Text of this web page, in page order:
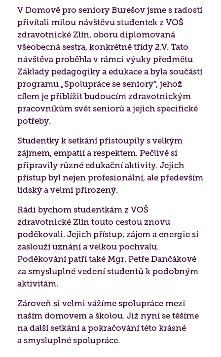
Projekty 2026
Poděkování
Paliativní péče
Duchovní péče
Bazální stimulace
V Domově pro seniory Burešov jsme s radostí
přivítali milou návštěvu studentek z VOŠ
zdravotnické Zlín, oboru diplomovaná
všeobecná sestra, konkrétně třídy 2.V. Tato
návštěva proběhla v rámci výuky předmětu
Základy pedagogiky a edukace a byla součástí
programu „Spolupráce se seniory“, jehož
cílem je přiblížit budoucím zdravotnickým
pracovníkům svět seniorů a jejich specifické
potřeby.
Studentky k setkání přistoupily s velkým
zájmem, empatií a respektem. Pečlivě si
připravily různé edukační aktivity. Jejich
přístup byl nejen profesionální, ale především
lidský a velmi přirozený.
Rádi bychom studentkám z VOŠ
zdravotnické Zlín touto cestou znovu
poděkovali. Jejich přístup, zájem a energie si
zaslouží uznání a velkou pochvalu.
Poděkování patří také Mgr. Petře Dančákové
za smysluplné vedení studentů k podobným
aktivitám.
Zároveň si velmi vážíme spolupráce mezi
naším domovem a školou. Již nyní se těšíme
na další setkání a pokračování této krásné
a smysluplné spolupráce.